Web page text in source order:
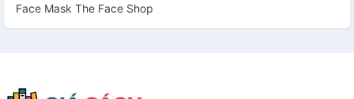
Face Mask The Face Shop